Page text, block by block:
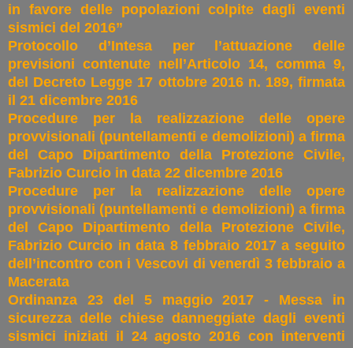
in favore delle popolazioni colpite dagli eventi
sismici del 2016”
Protocollo d’Intesa per l’attuazione delle
previsioni contenute nell’Articolo 14, comma 9,
del Decreto Legge 17 ottobre 2016 n. 189, firmata
il 21 dicembre 2016
Procedure per la realizzazione delle opere
provvisionali (puntellamenti e demolizioni) a firma
del Capo Dipartimento della Protezione Civile,
Fabrizio Curcio in data 22 dicembre 2016
Procedure per la realizzazione delle opere
provvisionali (puntellamenti e demolizioni) a firma
del Capo Dipartimento della Protezione Civile,
Fabrizio Curcio in data 8 febbraio 2017 a seguito
dell’incontro con i Vescovi di venerdì 3 febbraio a
Macerata
Ordinanza 23 del 5 maggio 2017 - Messa in
sicurezza delle chiese danneggiate dagli eventi
sismici iniziati il 24 agosto 2016 con interventi